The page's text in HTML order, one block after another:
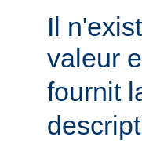
Il
valeur
fournit